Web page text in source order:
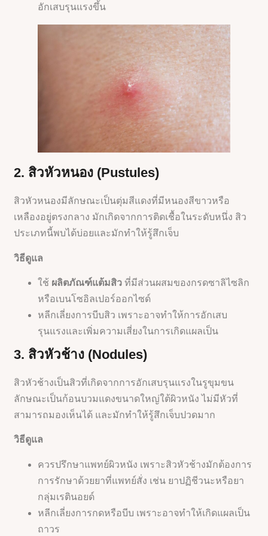
อักเสบรุนแรงขึ้น
2. สิวหัวหนอง (Pustules)
สิวหัวหนองมีลักษณะเป็นตุ่มสีแดงที่มีหนองสีขาวหรือ
เหลืองอยู่ตรงกลาง มักเกิดจากการติดเชื้อในระดับหนึ่ง สิว
ประเภทนี้พบได้บ่อยและมักทำให้รู้สึกเจ็บ
วิธีดูแล
ใช้ ผลิตภัณฑ์แต้มสิว ที่มีส่วนผสมของกรดซาลิไซลิก
หรือเบนโซอิลเปอร์ออกไซด์
หลีกเลี่ยงการบีบสิว เพราะอาจทำให้การอักเสบ
รุนแรงและเพิ่มความเสี่ยงในการเกิดแผลเป็น
3. สิวหัวช้าง (Nodules)
สิวหัวช้างเป็นสิวที่เกิดจากการอักเสบรุนแรงในรูขุมขน
ลักษณะเป็นก้อนบวมแดงขนาดใหญ่ใต้ผิวหนัง ไม่มีหัวที่
สามารถมองเห็นได้ และมักทำให้รู้สึกเจ็บปวดมาก
วิธีดูแล
ควรปรึกษาแพทย์ผิวหนัง เพราะสิวหัวช้างมักต้องการ
การรักษาด้วยยาที่แพทย์สั่ง เช่น ยาปฏิชีวนะหรือยา
กลุ่มเรตินอยด์
หลีกเลี่ยงการกดหรือบีบ เพราะอาจทำให้เกิดแผลเป็น
ถาวร